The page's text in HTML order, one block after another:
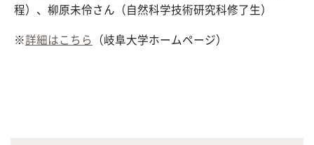
程）、柳原未伶さん（自然科学技術研究科修了生）
※詳細はこちら （岐阜大学ホームページ）